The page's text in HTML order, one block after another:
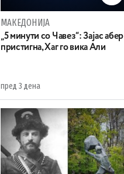
МАКЕДОНИЈА
„5 минути со Чавез“: Зајас абер
пристигна, Хаг го вика Али
пред 3 дена